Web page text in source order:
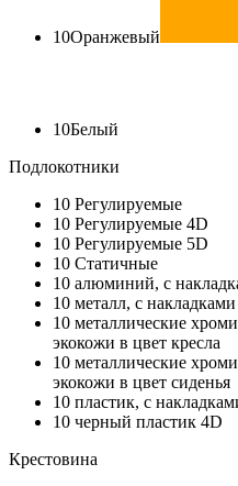
10Оранжевый
10Белый
Подлокотники
10 Регулируемые
10 Регулируемые 4D
10 Регулируемые 5D
10 Статичные
10 алюминий, с
10 металл, с
10 металлические
экокожи в цвет кресла
10 металлические
экокожи в цвет сиденья
10 пластик, с
10 черный пластик 4D
Крестовина